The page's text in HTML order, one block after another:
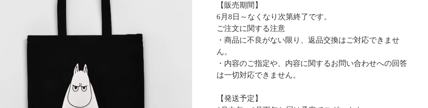
【販売期間】
6月8日～なくなり次第終了です。
ご注文に関する注意
・商品に不良がない限り、返品交換はご対応できませ
ん。
・内容のご指定や、内容に関するお問い合わせへの回答
は一切対応できません。
【発送予定】